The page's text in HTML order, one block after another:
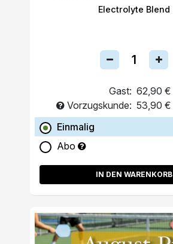
Electrolyte Blend
Gast: 62,90 €
Vorzugskunde: 53,90 €
Einmalig
Abo
IN DEN WARENKORB